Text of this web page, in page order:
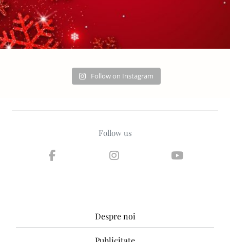
Follow on Instagram
Follow us
Despre noi